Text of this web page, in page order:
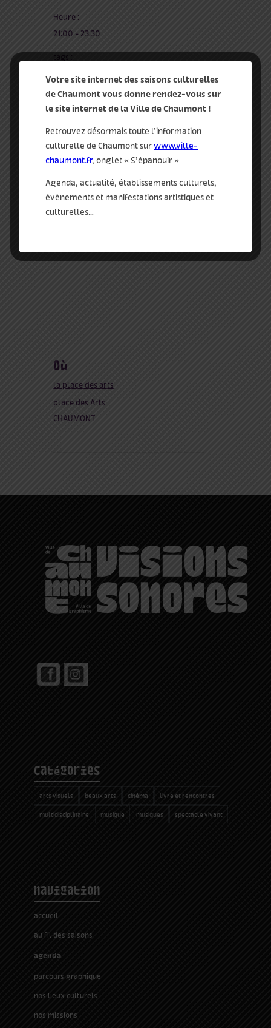
Heure :
21:00 - 23:30
tags :
l’association subwave records
où
la place des arts
place des Arts
CHAUMONT
catégories
arts visuels beaux arts cinéma livre et rencontres
multidisciplinaire musique musiques spectacle vivant
navigation
accueil
au fil des saisons
agenda
parcours graphique
nos lieux culturels
nos missions
Votre site internet des saisons culturelles
de Chaumont vous donne rendez-vous sur
le site internet de la Ville de Chaumont !
Retrouvez désormais toute l’information
culturelle de Chaumont surwww.ville-
chaumont.fr, onglet « S’épanouir »
Agenda, actualité, établissements culturels,
évènements et manifestations artistiques et
culturelles…